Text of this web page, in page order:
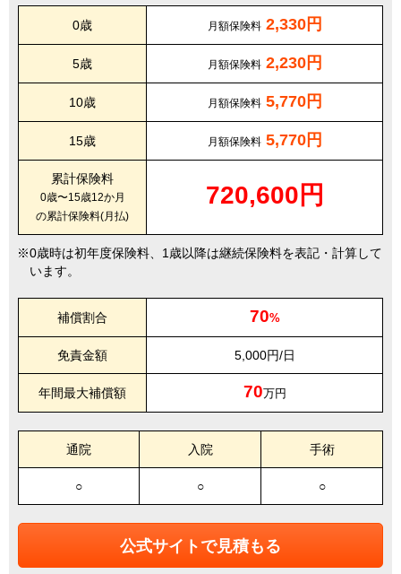
0歳 月額保険料 2,330円
5歳 月額保険料 2,230円
10歳 月額保険料 5,770円
15歳 月額保険料 5,770円
累計保険料
0歳〜15歳12か月
の累計保険料(月払)
720,600円
0歳時は初年度保険料、1歳以降は継続保険料を表記・計算して
います。
補償割合 70%
免責金額 5,000円/日
年間最大補償額 70万円
通院 入院 手術
○ ○ ○
公式サイトで見積もる